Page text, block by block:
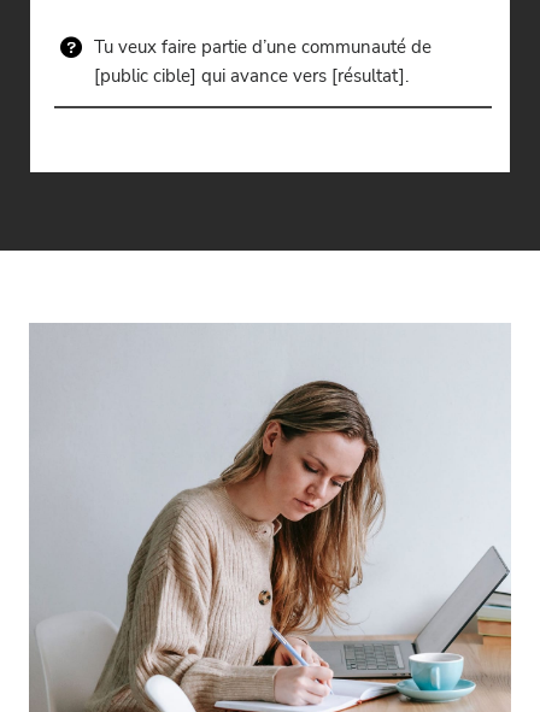
Tu veux faire partie d’une communauté de
[public cible] qui avance vers [résultat].